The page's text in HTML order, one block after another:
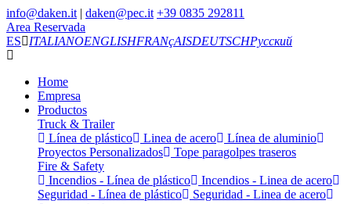
info@daken.it | daken@pec.it +39 0835 292811
Area Reservada
ES
ITALIANOENGLISHFRANçAISDEUTSCHРусский
Home
Empresa
Productos
Truck & Trailer
Línea de plástico
Linea de acero
Línea de aluminio
Proyectos Personalizados
Tope paragolpes traseros
Fire & Safety
Incendios - Línea de plástico
Incendios - Linea de acero
Seguridad - Línea de plástico
Seguridad - Linea de acero